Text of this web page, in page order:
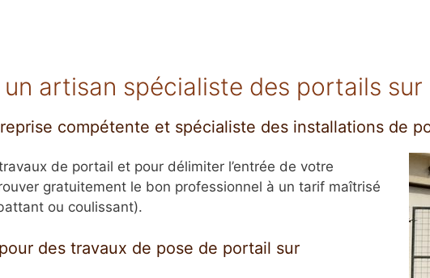
artisan spécialiste des portails
compétente et spécialiste des installations de
de portail et pour délimiter l’entrée de votre
gratuitement le bon professionnel à un tarif maîtrisé
ou coulissant).
des travaux de pose de portail sur